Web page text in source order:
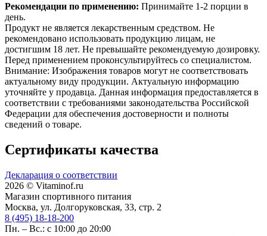
Рекомендации по применению: Принимайте 1-2 порции в
день.
Продукт не является лекарственным средством. Не
рекомендовано использовать продукцию лицам, не
достигшим 18 лет. Не превышайте рекомендуемую дозировку.
Перед применением проконсультируйтесь со специалистом.
Внимание: Изображения товаров могут не соответствовать
актуальному виду продукции. Актуальную информацию
уточняйте у продавца. Данная информация предоставляется в
соответствии с требованиями законодательства Российской
Федерации для обеспечения достоверности и полноты
сведений о товаре.
Сертификаты качества
Декларация о соответствии
2026 © Vitaminof.ru
Магазин спортивного питания
Москва, ул. Долгоруковская, 33, стр. 2
8 (495) 18-18-200
Пн. – Вс.: с 10:00 до 20:00